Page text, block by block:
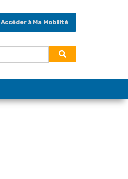
Accéder à Ma Mobilité